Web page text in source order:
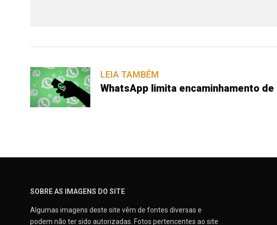
LEIA TAMBÉM
WhatsApp limita encaminhamento de
SOBRE AS IMAGENS DO SITE
Algumas imagens deste site vêm de fontes diversas e
podem não ter sido autorizadas. Fotos pertencentes ao site